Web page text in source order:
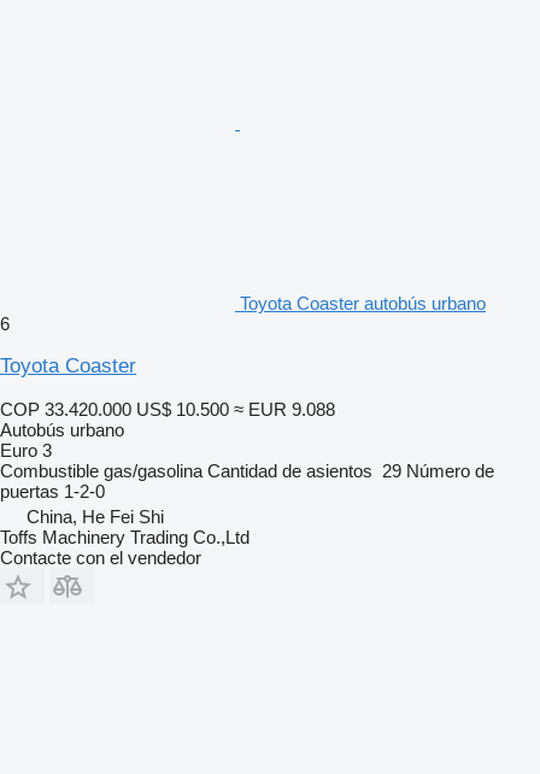
Toyota Coaster autobús urbano
6
Toyota Coaster
COP 33.420.000 US$ 10.500 ≈ EUR 9.088
Autobús urbano
Euro 3
Combustible gas/gasolina Cantidad de asientos 29 Número de
puertas 1-2-0
China, He Fei Shi
Toffs Machinery Trading Co.,Ltd
Contacte con el vendedor